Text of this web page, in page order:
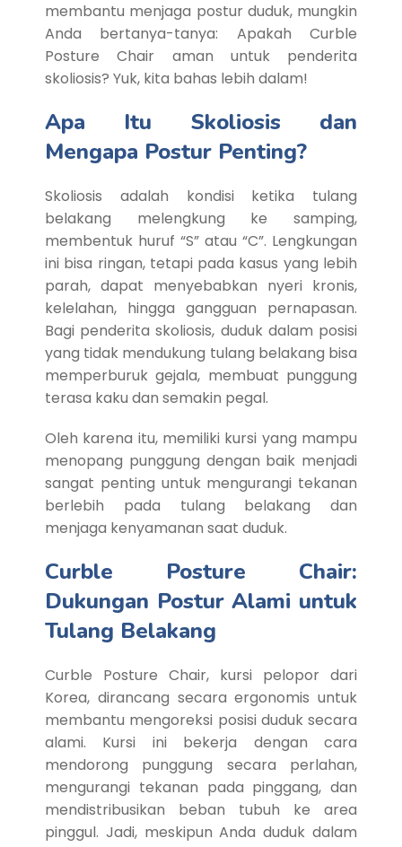
membantu menjaga postur duduk, mungkin
Anda bertanya-tanya: Apakah Curble
Posture Chair aman untuk penderita
skoliosis? Yuk, kita bahas lebih dalam!
Apa Itu Skoliosis dan
Mengapa Postur Penting?
Skoliosis adalah kondisi ketika tulang
belakang melengkung ke samping,
membentuk huruf “S” atau “C”. Lengkungan
ini bisa ringan, tetapi pada kasus yang lebih
parah, dapat menyebabkan nyeri kronis,
kelelahan, hingga gangguan pernapasan.
Bagi penderita skoliosis, duduk dalam posisi
yang tidak mendukung tulang belakang bisa
memperburuk gejala, membuat punggung
terasa kaku dan semakin pegal.
Oleh karena itu, memiliki kursi yang mampu
menopang punggung dengan baik menjadi
sangat penting untuk mengurangi tekanan
berlebih pada tulang belakang dan
menjaga kenyamanan saat duduk.
Curble Posture Chair:
Dukungan Postur Alami untuk
Tulang Belakang
Curble Posture Chair, kursi pelopor dari
Korea, dirancang secara ergonomis untuk
membantu mengoreksi posisi duduk secara
alami. Kursi ini bekerja dengan cara
mendorong punggung secara perlahan,
mengurangi tekanan pada pinggang, dan
mendistribusikan beban tubuh ke area
pinggul. Jadi, meskipun Anda duduk dalam